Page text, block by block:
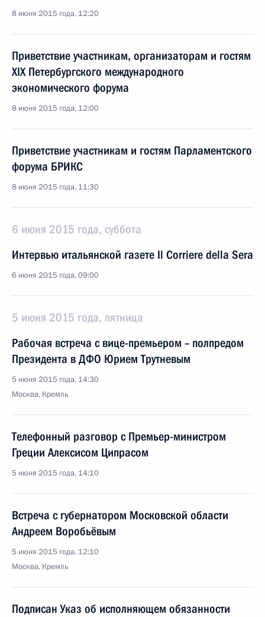
8 июня 2015 года, 12:20
Приветствие участникам, организаторам и гостям
XIX Петербургского международного
экономического форума
8 июня 2015 года, 12:00
Приветствие участникам и гостям Парламентского
форума БРИКС
8 июня 2015 года, 11:30
6 июня 2015 года, суббота
Интервью итальянской газете Il Corriere della Sera
6 июня 2015 года, 09:00
5 июня 2015 года, пятница
Рабочая встреча с вице-премьером – полпредом
Президента в ДФО Юрием Трутневым
5 июня 2015 года, 14:30
Москва, Кремль
Телефонный разговор с Премьер-министром
Греции Алексисом Ципрасом
5 июня 2015 года, 14:10
Встреча с губернатором Московской области
Андреем Воробьёвым
5 июня 2015 года, 12:10
Москва, Кремль
Подписан Указ об исполняющем обязанности